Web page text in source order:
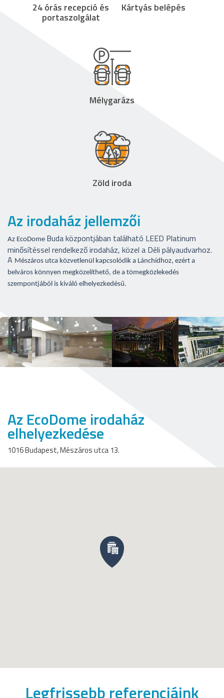
24 órás recepció és
portaszolgálat
Kártyás belépés
Mélygarázs
Zöld iroda
Az irodaház jellemzői
Az EcoDome Buda központjában található LEED Platinum
minősítéssel rendelkező irodaház, közel a Déli pályaudvarhoz.
A Mészáros utca közvetlenül kapcsolódik a Lánchídhoz, ezért a
belváros könnyen megközelíthető, de a tömegközlekedés
szempontjából is kiváló elhelyezkedésű.
Az EcoDome irodaház
elhelyezkedése
1016 Budapest, Mészáros utca 13.
Legfrissebb referenciáink